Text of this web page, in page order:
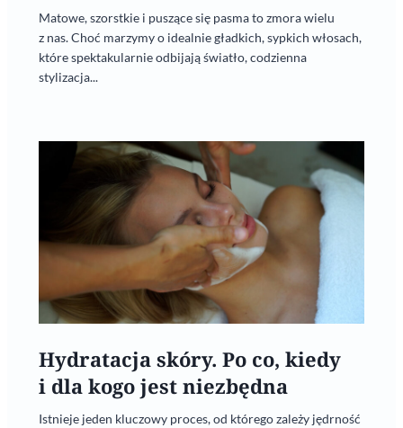
Matowe, szorstkie i puszące się pasma to zmora wielu
z nas. Choć marzymy o idealnie gładkich, sypkich włosach,
które spektakularnie odbijają światło, codzienna
stylizacja...
Hydratacja skóry. Po co, kiedy
i dla kogo jest niezbędna
Istnieje jeden kluczowy proces, od którego zależy jędrność